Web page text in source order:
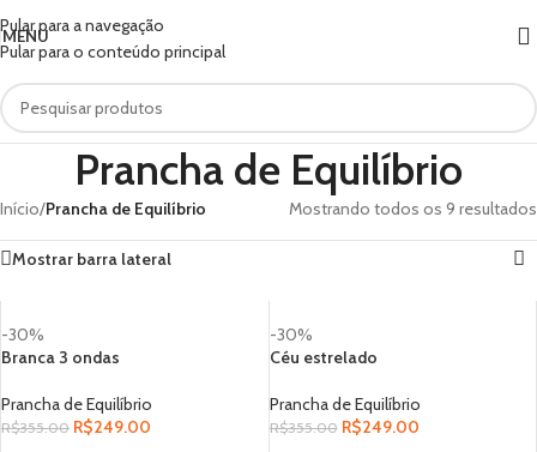
Pular para a navegação
Pular para o conteúdo principal
MENU
Prancha de Equilíbrio
Início/Prancha de Equilíbrio Mostrando todos os 9 resultados
Mostrar barra lateral
-30%
Branca 3 ondas
Prancha de Equilíbrio
R$355.00 R$249.00
-30%
Céu estrelado
Prancha de Equilíbrio
R$355.00 R$249.00